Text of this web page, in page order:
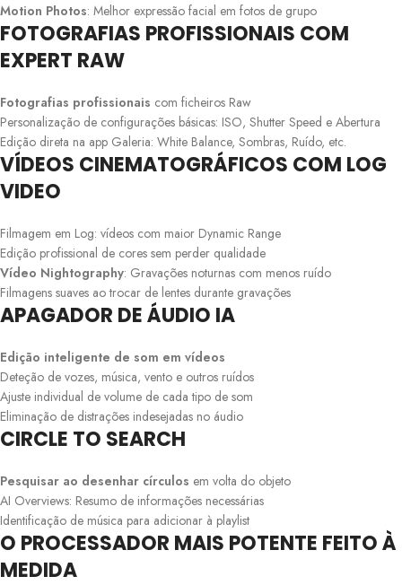
Motion Photos: Melhor expressão facial em fotos de grupo
FOTOGRAFIAS PROFISSIONAIS COM
EXPERT RAW
Fotografias profissionais com ficheiros Raw
Personalização de configurações básicas: ISO, Shutter Speed e Abertura
Edição direta na app Galeria: White Balance, Sombras, Ruído, etc.
VÍDEOS CINEMATOGRÁFICOS COM LOG
VIDEO
Filmagem em Log: vídeos com maior Dynamic Range
Edição profissional de cores sem perder qualidade
Vídeo Nightography: Gravações noturnas com menos ruído
Filmagens suaves ao trocar de lentes durante gravações
APAGADOR DE ÁUDIO IA
Edição inteligente de som em vídeos
Deteção de vozes, música, vento e outros ruídos
Ajuste individual de volume de cada tipo de som
Eliminação de distrações indesejadas no áudio
CIRCLE TO SEARCH
Pesquisar ao desenhar círculos em volta do objeto
AI Overviews: Resumo de informações necessárias
Identificação de música para adicionar à playlist
O PROCESSADOR MAIS POTENTE FEITO À
MEDIDA